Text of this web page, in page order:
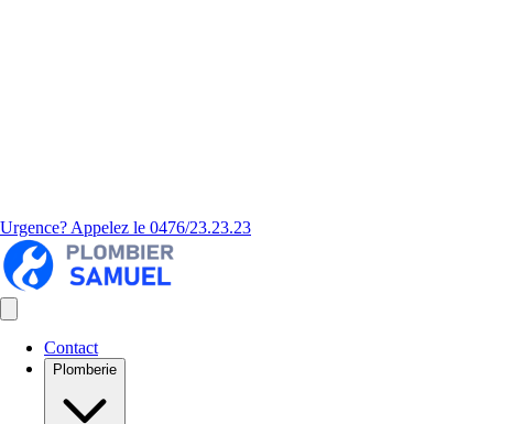
Urgence? Appelez le 0476/23.23.23
Contact
Plomberie